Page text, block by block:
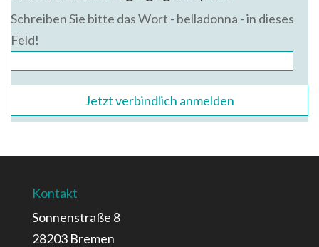
Schreiben Sie bitte das Wort - belladonna - in dieses
Feld!
Kontakt
Sonnenstraße 8
28203 Bremen